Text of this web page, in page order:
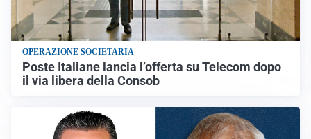
OPERAZIONE SOCIETARIA
Poste Italiane lancia l’offerta su Telecom dopo
il via libera della Consob